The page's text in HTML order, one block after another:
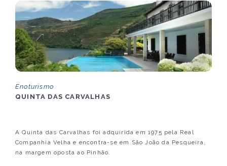
Enoturismo
QUINTA DAS CARVALHAS
A Quinta das Carvalhas foi adquirida em 1975 pela Real
Companhia Velha e encontra-se em São João da Pesqueira,
na margem oposta ao Pinhão.